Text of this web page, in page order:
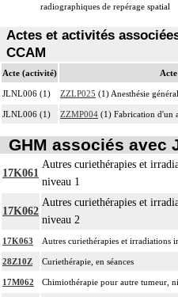
radiographiques de repérage spatial
Actes et activités
CCAM
Acte (activité)
JLNL006 (1) ZZLP025 (1) Anesthésie
JLNL006 (1) ZZMP004 (1) Fabrication d'un
GHM associés avec
17K061
Autres curiethérapies et
niveau 1
17K062
Autres curiethérapies et
niveau 2
17K063 Autres curiethérapies et irradiations
28Z10Z Curiethérapie, en séances
17M062 Chimiothérapie pour autre tumeur,